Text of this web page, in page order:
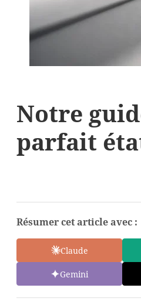
Notre
parfait
Résumer cet article avec :
Claude
Gemini